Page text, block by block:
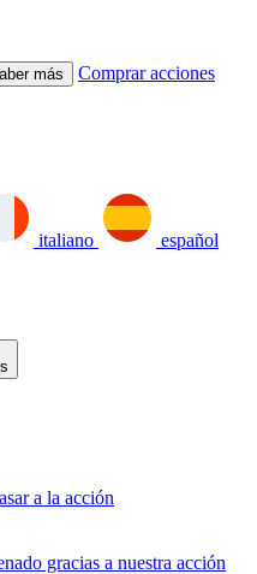
más Comprar acciones
italiano español
a la acción
gracias a nuestra acción